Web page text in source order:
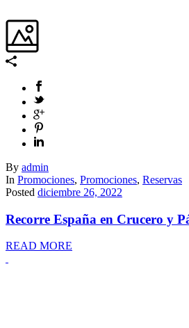
By admin
In Promociones, Promociones, Reservas
Posted diciembre 26, 2022
Recorre España en Crucero y
READ MORE